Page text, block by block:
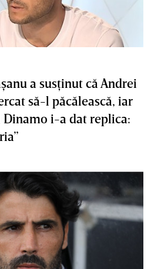
a susţinut că Andrei
să-l păcălească, iar
i-a dat replica: